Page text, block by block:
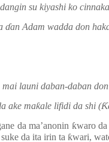
su kiyashi ko
ɗan Adam wadda don
launi daban-daban
ake maƙale lifidi da shi (Ƙ
da ma’anonin ƙwaro
da ita irin ta ƙwari,